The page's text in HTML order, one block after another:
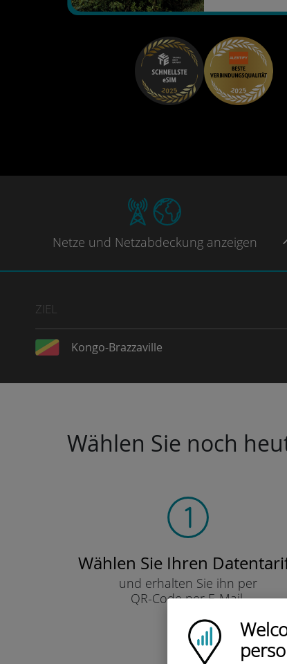
Ubigi logo
Netze und Netzabdeckung anzeigen
ZIEL
Kongo-Brazzaville
Wählen Sie noch
Wählen Sie Ihren
und erhalten Sie ihn per
QR-Code per E-Mail.